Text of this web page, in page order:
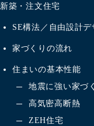
新築・注文住宅
SE構法／自由設計デ
家づくりの流れ
住まいの基本性能
地震に強い家づ
高気密高断熱
ZEH住宅